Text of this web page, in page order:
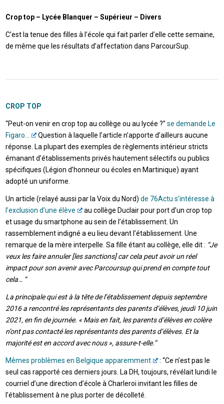
Crop top – Lycée Blanquer – Supérieur – Divers
C’est la tenue des filles à l’école qui fait parler d’elle cette semaine,
de même que les résultats d’affectation dans ParcourSup.
CROP TOP
“Peut-on venir en crop top au collège ou au lycée ?”se demande Le
Figaro…
Question à laquelle l’article n’apporte d’ailleurs aucune
réponse. La plupart des exemples de règlements intérieur stricts
émanant d’établissements privés hautement sélectifs ou publics
spécifiques (Légion d’honneur ou écoles en Martinique) ayant
adopté un uniforme.
Un article (relayé aussi par la Voix du Nord)de 76Actu s’intéresse à
l’exclusion d’une élève
au collège Duclair pour port d’un crop top
et usage du smartphone au sein de l’établissement. Un
rassemblement indigné a eu lieu devant l’établissement. Une
remarque de la mère interpelle. Sa fille étant au collège, elle dit : “Je
veux les faire annuler [les sanctions] car cela peut avoir un réel
impact pour son avenir avec Parcoursup qui prend en compte tout
cela… “
La principale qui est à la tête de l’établissement depuis septembre
2016 a rencontré les représentants des parents d’élèves, jeudi 10 juin
2021, en fin de journée. « Mais en fait, les parents d’élèves en colère
n’ont pas contacté les représentants des parents d’élèves. Et la
majorité est en accord avec nous », assure-t-elle.”
Mêmes problèmes en Belgique apparemment
: “Ce n’est pas le
seul cas rapporté ces derniers jours. La DH, toujours, révélait lundi le
courriel d’une direction d’école à Charleroi invitant les filles de
l’établissement à ne plus porter de décolleté.